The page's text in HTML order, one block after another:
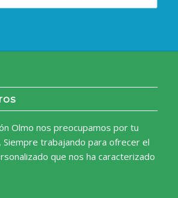
Olmo nos preocupamos por tu
Siempre trabajando para ofrecer el
que nos ha caracterizado